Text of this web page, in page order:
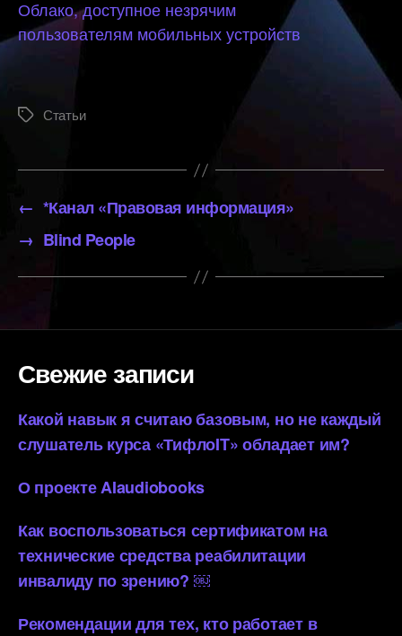
Облако, доступное незрячим
пользователям мобильных устройств
МеткиСтатьи
← *Канал «Правовая информация»
→ Blind People
Свежие записи
Какой навык я считаю базовым, но не каждый
слушатель курса «ТифлоIT» обладает им?
О проекте AIaudiobooks
Как воспользоваться сертификатом на
технические средства реабилитации
инвалиду по зрению? ￼
Рекомендации для тех, кто работает в